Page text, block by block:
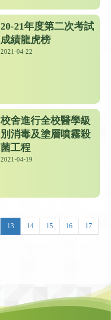
20-21年度第二次考試
成績龍虎榜
2021-04-22
校舍進行全校醫學級
別消毒及塗層噴霧殺
菌工程
2021-04-19
13 14 15 16 17